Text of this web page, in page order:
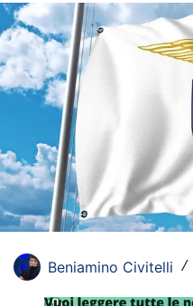
Rassegna Lazio
Social
Calcio
Serie A
Champions League
Europa League
Altri Sport
Beniamino Civitelli /